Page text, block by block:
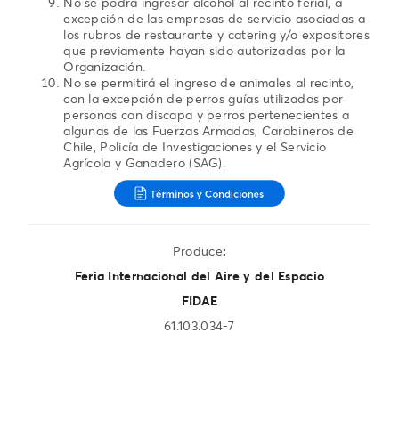
excepción de las empresas de servicio asociadas a
los rubros de restaurante y catering y/o expositores
que previamente hayan sido autorizadas por la
Organización.
No se permitirá el ingreso de animales al recinto,
con la excepción de perros guías utilizados por
personas con discapa y perros pertenecientes a
algunas de las Fuerzas Armadas, Carabineros de
Chile, Policía de Investigaciones y el Servicio
Agrícola y Ganadero (SAG).
Produce:
Feria Internacional del Aire y del Espacio
FIDAE
61.103.034-7